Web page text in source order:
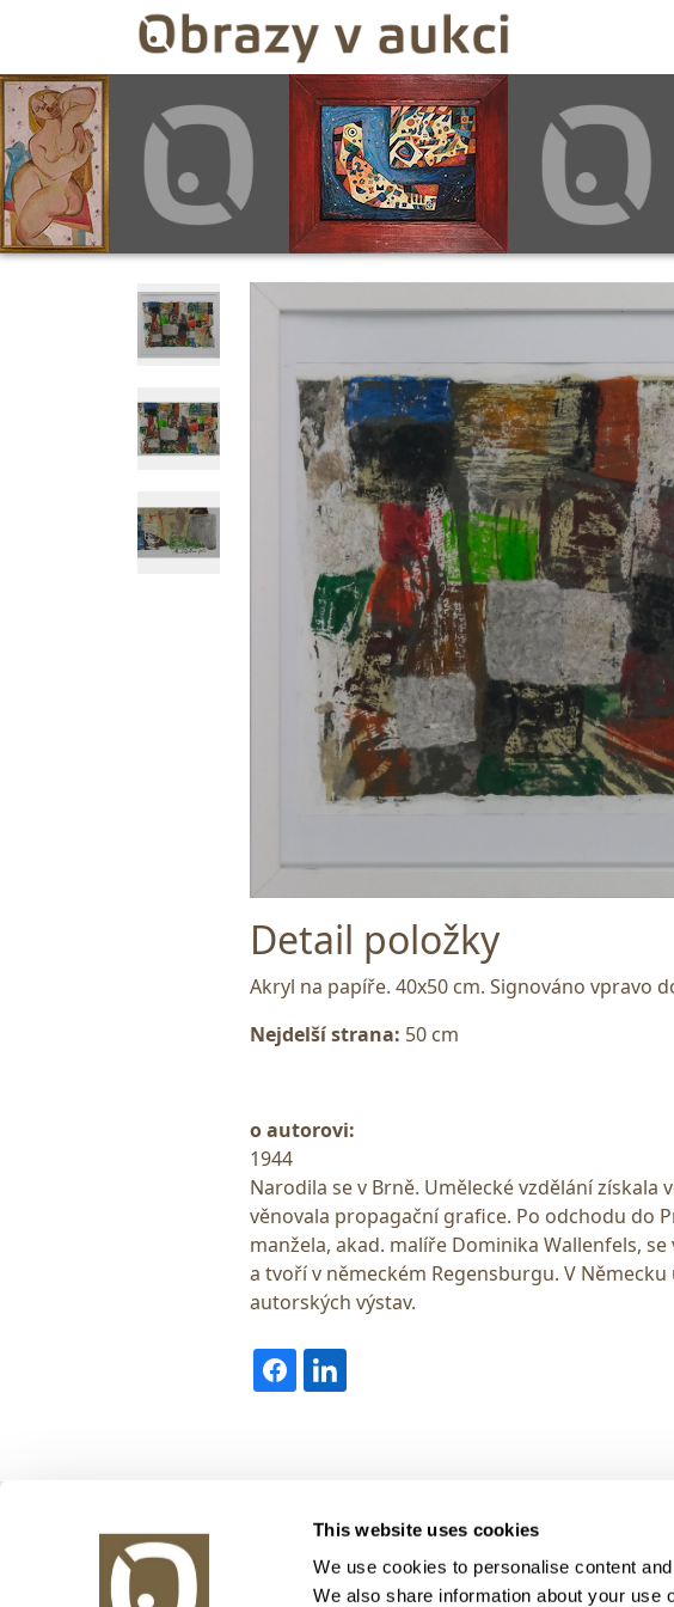
This website uses cookies
We use cookies to personalise content
We also share information about your use
Detail položky
Akryl na papíře. 40x50 cm. Signováno vpravo
Nejdelší strana: 50 cm
o autorovi:
1944
Narodila se v Brně. Umělecké vzdělání získala
věnovala propagační grafice. Po odchodu do
manžela, akad. malíře Dominika Wallenfels,
a tvoří v německém Regensburgu. V
autorských výstav.
Korunní 972/75
130 00 Praha 3